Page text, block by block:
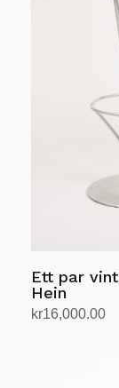
Ett par
Hein
kr16,000.00